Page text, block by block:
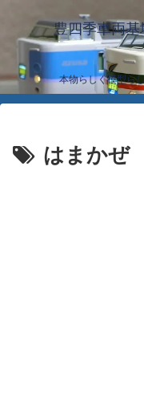
豊四季車両
本物らしく模型ら
はまかぜ